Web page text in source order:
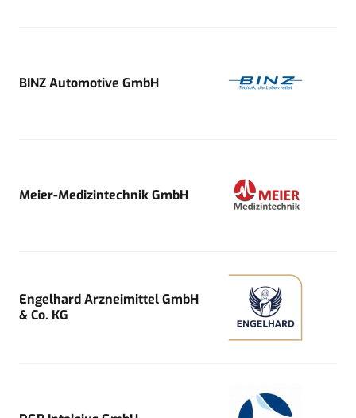
BINZ Automotive GmbH
Meier-Medizintechnik GmbH
Engelhard Arzneimittel GmbH
& Co. KG